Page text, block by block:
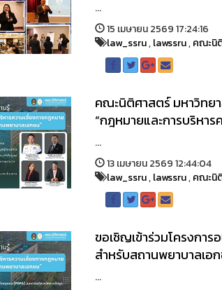
...
15 เมษายน 2569 17:24:16
law_ssru,lawssru,คณะนิ
คณะนิติศาสตร์ มหาวิทย
“กฎหมายและการบริหา
...
13 เมษายน 2569 12:44:04
law_ssru,lawssru,คณะนิ
ขอเชิญเข้าร่วมโครงกา
สำหรับสถานพยาบาลเอ
...